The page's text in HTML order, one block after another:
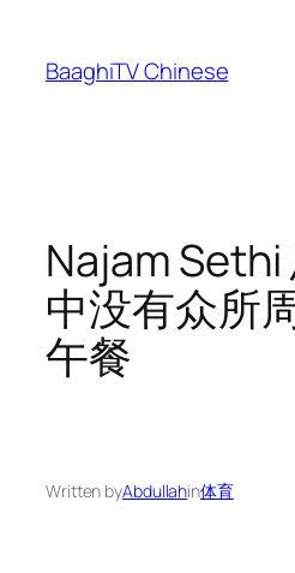
content
BaaghiTV Chinese
Najam Sethi
中没有众所
午餐
Written byAbdullahin体育